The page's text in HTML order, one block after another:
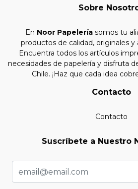
Sobre
En Noor Papeleríasomos tu
productos de calidad, originales y
Encuentra todos los artículos
necesidades de papelería y disfruta
Chile. ¡Haz que cada idea
Contacto
Contacto
Suscríbete a Nuestro